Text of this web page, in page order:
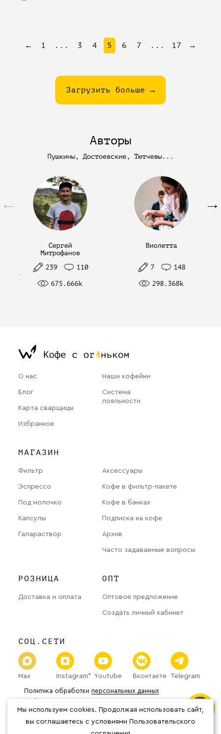
Загрузить больше →
← 1 ... 3 4 5 6 7 ... 17 →
Авторы
Пушкины, Достоевские, Тютчевы...
Сергей
Митрофанов
239
110
675.666k
Виолетта
7 148
298.368k
← →
О нас
Блог
Карта сварщицы
Избранное
Наши кофейни
Система
лояльности
МАГАЗИН
Фильтр
Эспрессо
Под молочко
Капсулы
Галараствор
Аксессуары
Кофе в фильтр-пакете
Кофе в банках
Подписка на кофе
Архив
Часто задаваемые вопросы
РОЗНИЦА
Доставка и оплата
ОПТ
Оптовое предложение
Создать личный кабинет
СОЦ.СЕТИ
Max Instagram* Youtube Вконтакте Telegram
Политика обработки персональных данных
© 2026 «The Welder Catherine» Все права защищены.
*Организация Meta Platforms Inc.
Мы используем cookies. Продолжая использовать сайт,
вы соглашаетесь с условиями Пользовательского